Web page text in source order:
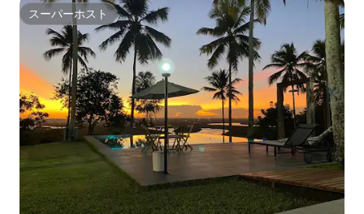
スーパーホスト
スーパーホスト